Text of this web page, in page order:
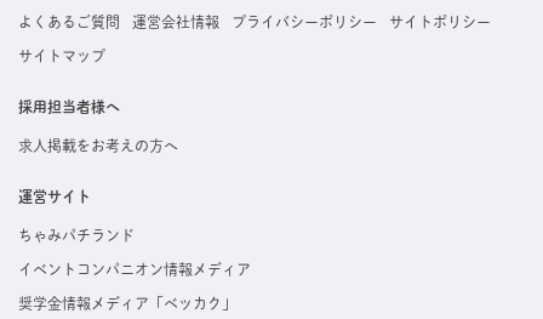
よくあるご質問 運営会社情報 プライバシーポリシー サイトポリシー
サイトマップ
採用担当者様へ
求人掲載をお考えの方へ
運営サイト
ちゃみパチランド
イベントコンパニオン情報メディア
奨学金情報メディア「ベッカク」